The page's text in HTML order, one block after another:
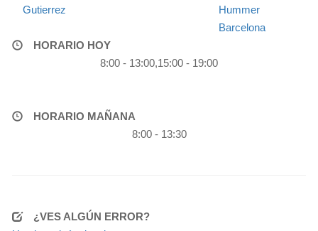
Gutierrez
Hummer
Barcelona
HORARIO HOY
8:00 - 13:00,15:00 - 19:00
HORARIO MAÑANA
8:00 - 13:30
¿VES ALGÚN ERROR?